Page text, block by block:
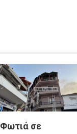
Φωτιά σε